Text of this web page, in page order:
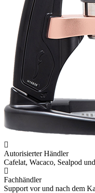
Autorisierter Händler
Cafelat, Wacaco, Sealpod
Fachhändler
Support vor und nach dem